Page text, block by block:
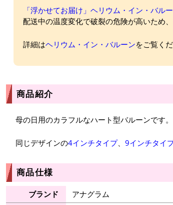
「浮かせてお届け」ヘリウム・イン・バル
配送中の温度変化で破裂の危険が高いため
詳細はヘリウム・イン・バルーンをご覧くだ
商品紹介
母の日用のカラフルなハート型バルーンです。
同じデザインの4インチタイプ、 9インチタイ
商品仕様
ブランド
アナグラム